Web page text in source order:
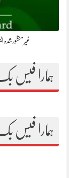
غیر منظور
ہمارا فیس
ہمارا فیس